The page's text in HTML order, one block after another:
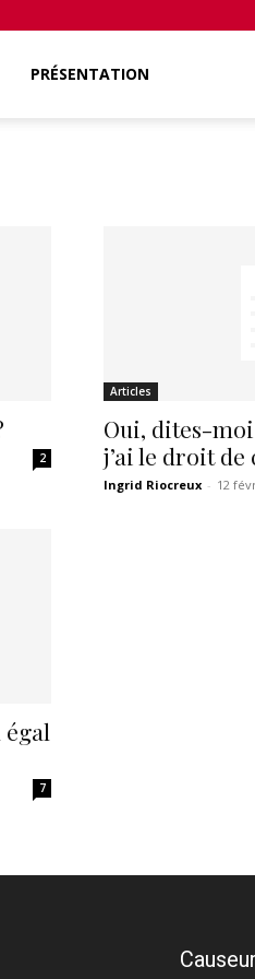
PRÉSENTATION
2
Articles
Oui, dites-
j’ai le droit
Ingrid Riocreux - 12
égal
7